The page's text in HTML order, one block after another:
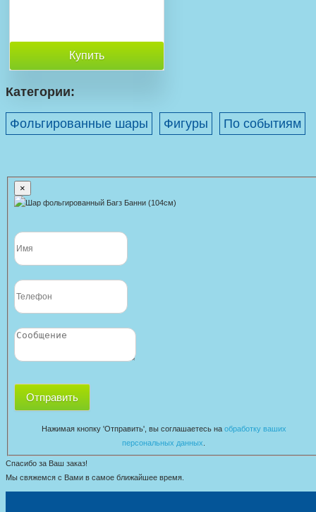
Купить
Категории:
Фольгированные шары Фигуры По событиям
×
Отправить
Нажимая кнопку 'Отправить', вы соглашаетесь на обработку ваших
персональных данных
Спасибо за Ваш заказ!
Мы свяжемся с Вами в самое ближайшее время.